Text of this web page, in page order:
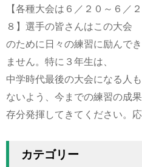
【各種大会は６／２０～６
８】選手の皆さんはこの大会
のために日々の練習に励んで
ません。特に３年生は、
中学時代最後の大会になる人
ないよう、今までの練習の成
存分発揮してきてください。
カテゴリー